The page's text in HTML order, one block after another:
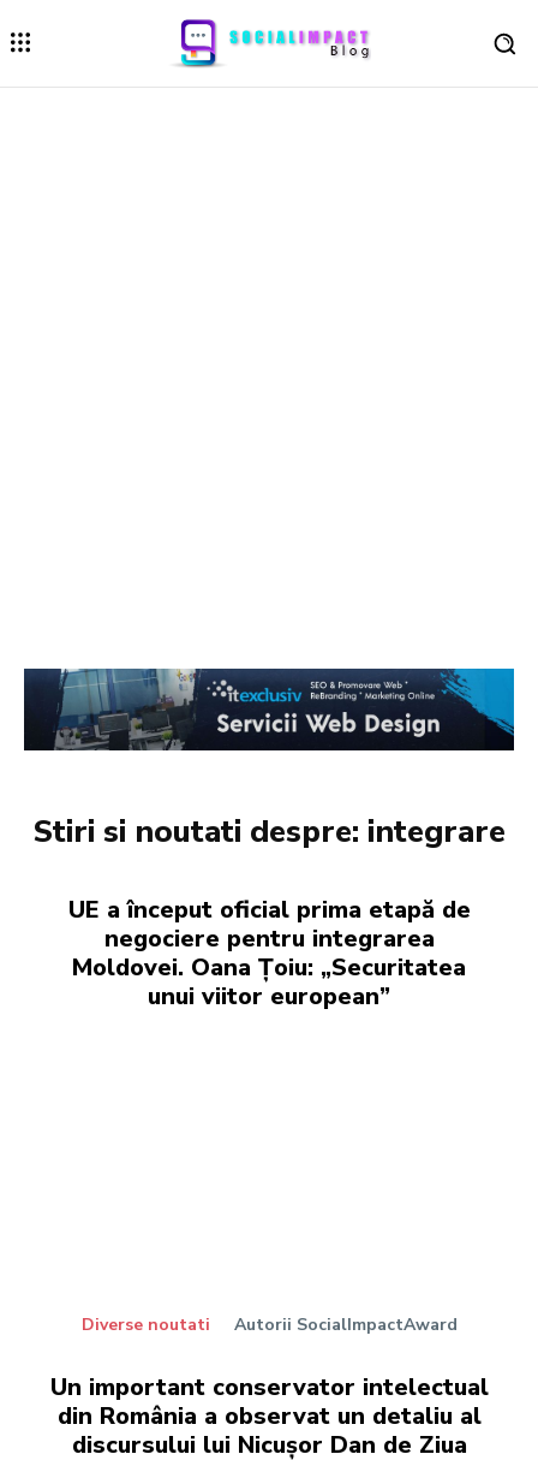
Stiri si noutati despre: integrare
UE a început oficial prima etapă de
negociere pentru integrarea
Moldovei. Oana Țoiu: „Securitatea
unui viitor european”
Diverse noutati Autorii SocialImpactAward
Un important conservator intelectual
din România a observat un detaliu al
discursului lui Nicușor Dan de Ziua